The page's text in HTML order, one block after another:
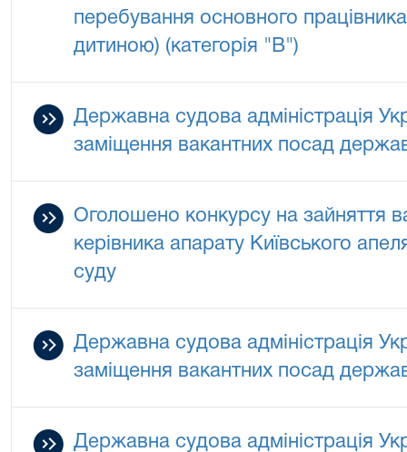
перебування основного
дитиною) (категорія "В")
Державна судова адміністрація
заміщення вакантних посад
Оголошено конкурсу на зайняття
керівника апарату Київського
суду
Державна судова адміністрація
заміщення вакантних посад
Державна судова адміністрація